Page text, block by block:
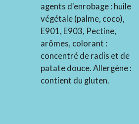
agents d'enrobage : huile
végétale (palme, coco),
E901, E903, Pectine,
arômes, colorant :
concentré de radis et de
patate douce. Allergène :
contient du gluten.